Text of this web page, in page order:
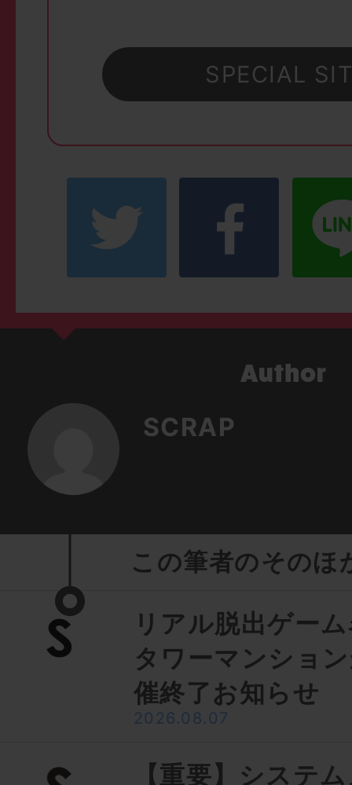
SPECIAL
SCRAP
この筆者のそのほ
リアル脱出ゲー
タワーマンショ
催終了お知らせ
2026.08.07
【重要】システ